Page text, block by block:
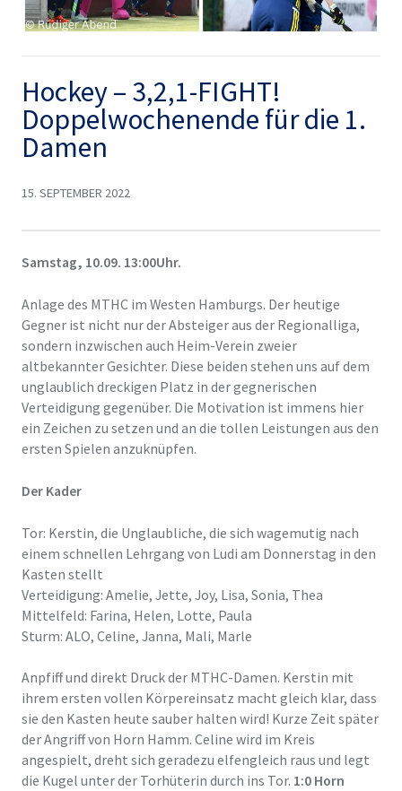
Hockey – 3,2,1-FIGHT!
Doppelwochenende für die 1.
Damen
15. SEPTEMBER 2022
Samstag, 10.09. 13:00Uhr.
Anlage des MTHC im Westen Hamburgs. Der heutige
Gegner ist nicht nur der Absteiger aus der Regionalliga,
sondern inzwischen auch Heim-Verein zweier
altbekannter Gesichter. Diese beiden stehen uns auf dem
unglaublich dreckigen Platz in der gegnerischen
Verteidigung gegenüber. Die Motivation ist immens hier
ein Zeichen zu setzen und an die tollen Leistungen aus den
ersten Spielen anzuknüpfen.
Der Kader
Tor: Kerstin, die Unglaubliche, die sich wagemutig nach
einem schnellen Lehrgang von Ludi am Donnerstag in den
Kasten stellt
Verteidigung: Amelie, Jette, Joy, Lisa, Sonia, Thea
Mittelfeld: Farina, Helen, Lotte, Paula
Sturm: ALO, Celine, Janna, Mali, Marle
Anpfiff und direkt Druck der MTHC-Damen. Kerstin mit
ihrem ersten vollen Körpereinsatz macht gleich klar, dass
sie den Kasten heute sauber halten wird! Kurze Zeit später
der Angriff von Horn Hamm. Celine wird im Kreis
angespielt, dreht sich geradezu elfengleich raus und legt
die Kugel unter der Torhüterin durch ins Tor. 1:0 Horn